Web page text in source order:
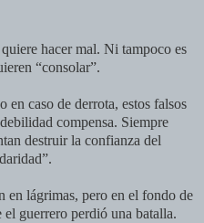
hacer mal. Ni tampoco es
“consolar”.
en caso de derrota, estos falsos
compensa. Siempre
destruir la confianza del
en lágrimas, pero en el fondo de
el guerrero perdió una batalla.